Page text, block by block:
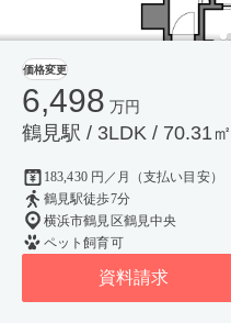
価格変更
6,498 万円
鶴見駅 / 3LDK / 70.31㎡
183,430 円／月（支払い目安）
鶴見駅徒歩7分
横浜市鶴見区鶴見中央
ペット飼育可
資料請求